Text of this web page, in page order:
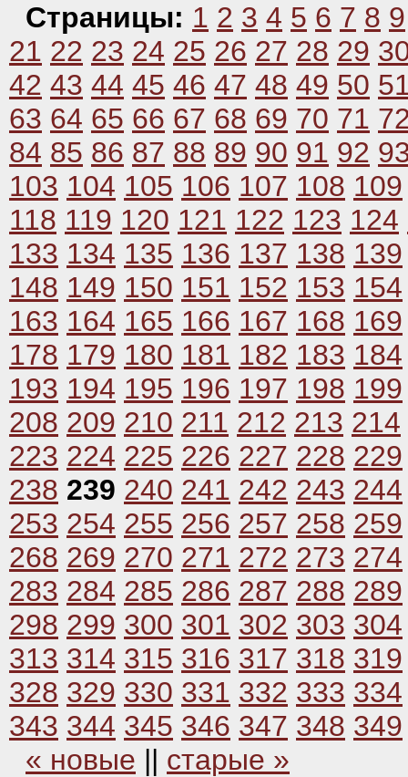
Страницы: 1 2 3 4 5 6 7 8 9
21 22 23 24 25 26 27 28 29
42 43 44 45 46 47 48 49 50
63 64 65 66 67 68 69 70 71
84 85 86 87 88 89 90 91 92
103 104 105 106 107 108 109
118 119 120 121 122 123 124
133 134 135 136 137 138 139
148 149 150 151 152 153 154
163 164 165 166 167 168 169
178 179 180 181 182 183 184
193 194 195 196 197 198 199
208 209 210 211 212 213 214
223 224 225 226 227 228 229
238 239 240 241 242 243 244
253 254 255 256 257 258 259
268 269 270 271 272 273 274
283 284 285 286 287 288 289
298 299 300 301 302 303 304
313 314 315 316 317 318 319
328 329 330 331 332 333 334
343 344 345 346 347 348 349
« новые || старые »